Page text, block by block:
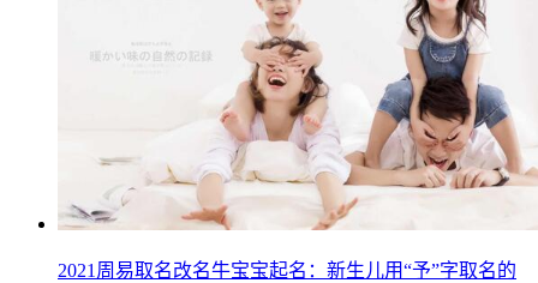
2021周易取名改名牛宝宝起名：新生儿用“予”字取名的